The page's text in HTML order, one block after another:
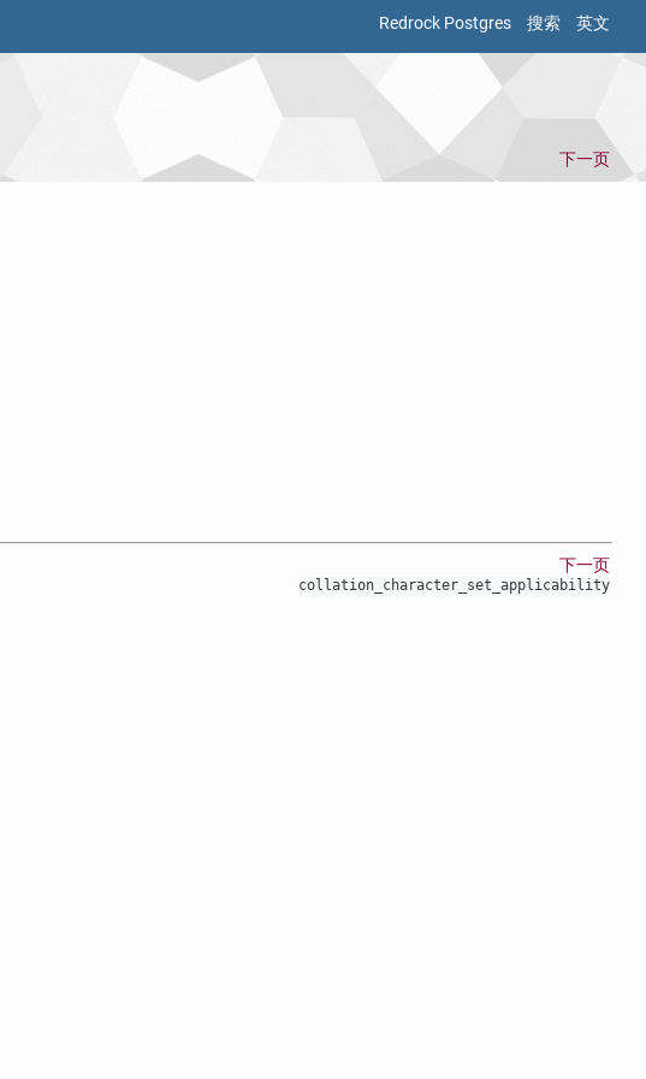
Redrock Postgres 搜索 英文
下一页
下一页
collation_character_set_applicability